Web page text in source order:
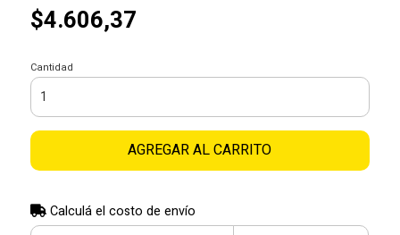
$4.606,37
Cantidad
AGREGAR AL CARRITO
Calculá el costo de envío